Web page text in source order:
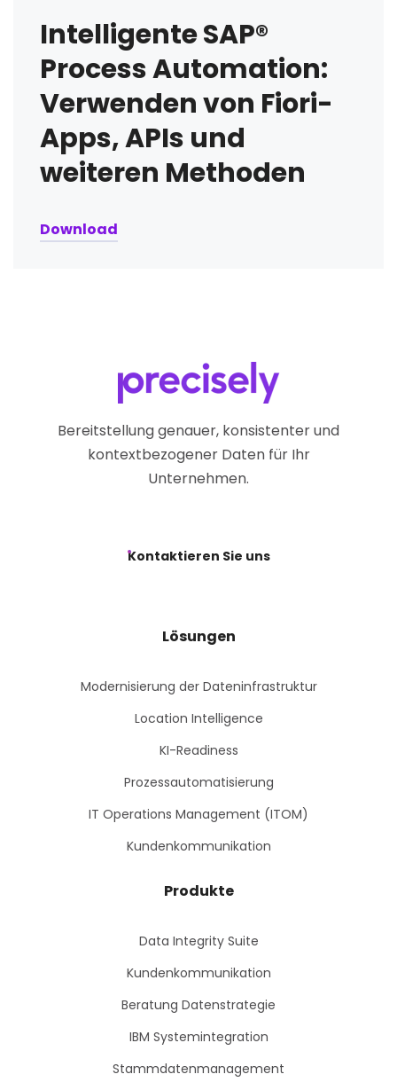
Intelligente SAP®
Process Automation:
Verwenden von Fiori-
Apps, APIs und
weiteren Methoden
Download
Bereitstellung genauer, konsistenter und
kontextbezogener Daten für Ihr
Unternehmen.
Kontaktieren Sie uns
Lösungen
Modernisierung der Dateninfrastruktur
Location Intelligence
KI-Readiness
Prozessautomatisierung
IT Operations Management (ITOM)
Kundenkommunikation
Produkte
Data Integrity Suite
Kundenkommunikation
Beratung Datenstrategie
IBM Systemintegration
Stammdatenmanagement